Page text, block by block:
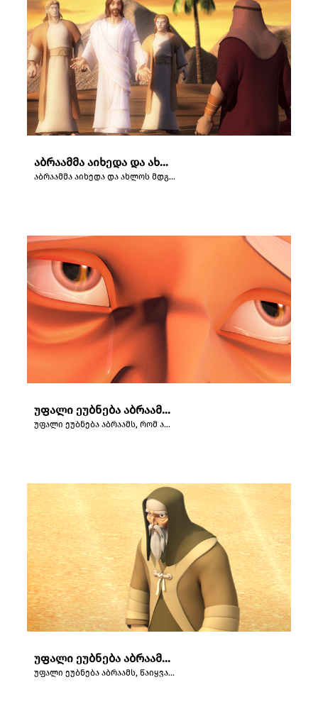
აბრაამმა აიხედა და ახლოს მდგარი სამი კაცი შენიშნა.
აბრაამმა აიხედა და ახლოს მდგარი სამი კაცი შენიშნა.
უფალი ეუბნება აბრაამს, რომ არ შეეხოს ისააკს.
უფალი ეუბნება აბრაამს, რომ არ შეეხოს ისააკს.
უფალი ეუბნება აბრაამს, წაიყვანოს თავისი ძე მორიას მთაზე.
უფალი ეუბნება აბრაამს, წაიყვანოს თავისი ძე მორიას მთაზე.